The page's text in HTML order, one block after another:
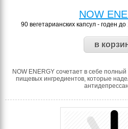
NOW
90 вегетарианских капсул - годен до
NOW ENERGY сочетает в себе
пищевых ингредиентов, которые